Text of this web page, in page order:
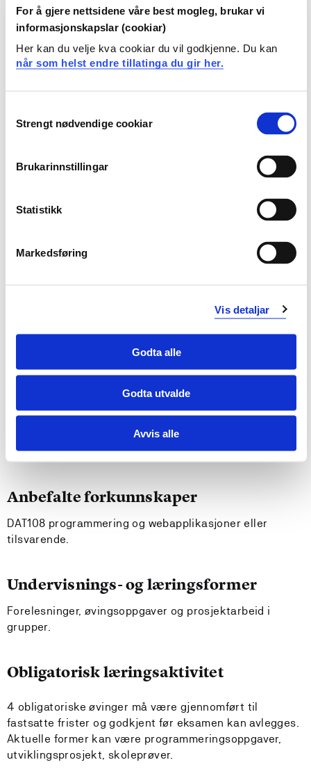
For å gjere nettsidene våre best mogleg, brukar vi
informasjonskapslar (cookiar)
Her kan du velje kva cookiar du vil godkjenne. Du kan
når som helst endre tillatinga du gir her.
Selection
Strengt nødvendige cookiar
Brukarinnstillingar
Statistikk
Markedsføring
Vis detaljar
Godta alle
Godta utvalde
Avvis alle
Forklare grunnleggende begreper i systemutvikling
generelt og for aktuell(e) metode(r)
Beskrive hvordan modeller kan brukes til ulike formål
i en utviklingsprosess
Bruke egen prosjekterfaring i drøfting og vurdering av
Ferdigheter
Bruke kjente metoder for å utvikle programvare
utviklingsprosjekter
Vurdere risiko og foreslå tiltak for å håndtere risiko i
Arbeide i gruppe i et utviklingsprosjekt
mot kunde/oppdragsgiver
Krav til forkunnskaper
Ingen
Anbefalte forkunnskaper
DAT108 programmering og webapplikasjoner eller
tilsvarende.
Undervisnings- og læringsformer
Forelesninger, øvingsoppgaver og prosjektarbeid i
grupper.
Obligatorisk læringsaktivitet
4 obligatoriske øvinger må være gjennomført til
fastsatte frister og godkjent før eksamen kan avlegges.
Aktuelle former kan være programmeringsoppgaver,
utviklingsprosjekt, skoleprøver.